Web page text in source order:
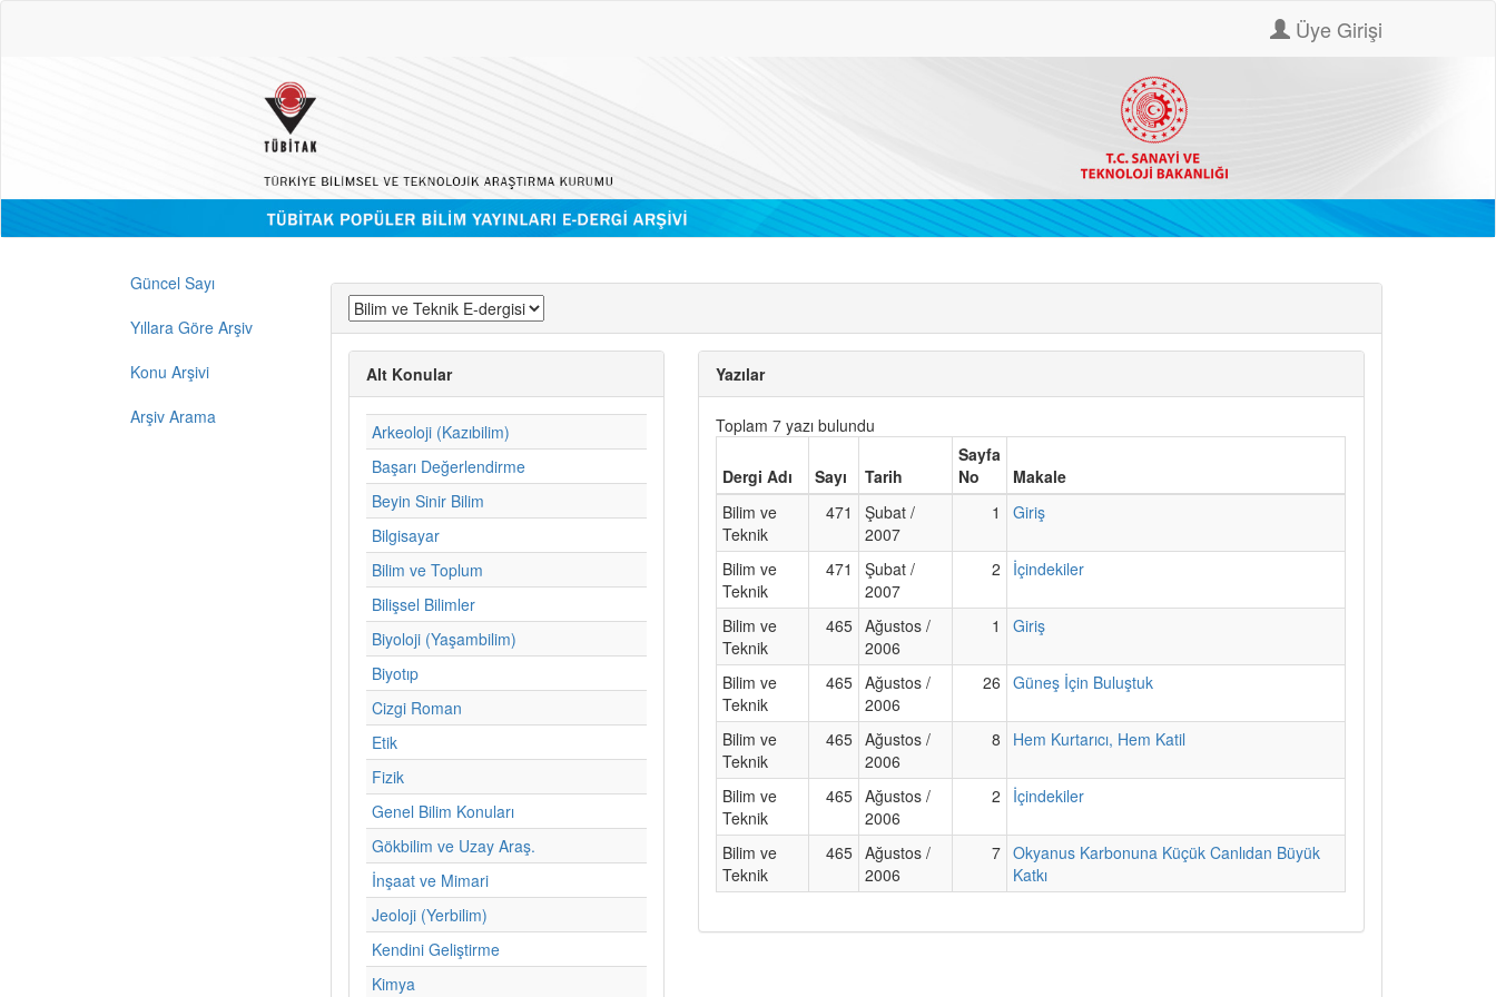
Üye Girişi
Güncel Sayı
Yıllara Göre Arşiv
Konu Arşivi
Arşiv Arama
Alt Konular
Arkeoloji (Kazıbilim)
Başarı Değerlendirme
Beyin Sinir Bilim
Bilgisayar
Bilim ve Toplum
Bilişsel Bilimler
Biyoloji (Yaşambilim)
Biyotıp
Cizgi Roman
Etik
Fizik
Genel Bilim Konuları
Gökbilim ve Uzay Araş.
İnşaat ve Mimari
Jeoloji (Yerbilim)
Kendini Geliştirme
Kimya
Yazılar
Toplam 7 yazı bulundu
Dergi Adı Sayı Tarih
Sayfa
No
Makale
Bilim ve
Teknik
471
Şubat /
2007
1 Giriş
Bilim ve
Teknik
471
Şubat /
2007
2 İçindekiler
Bilim ve
Teknik
465 Ağustos /
2006
1 Giriş
Bilim ve
Teknik
465 Ağustos /
2006
26 Güneş İçin Buluştuk
Bilim ve
Teknik
465 Ağustos /
2006
8 Hem Kurtarıcı, Hem Katil
Bilim ve
Teknik
465 Ağustos /
2006
2 İçindekiler
Bilim ve
Teknik
465 Ağustos /
2006
7 Okyanus Karbonuna Küçük Canlıdan Büyük
Katkı